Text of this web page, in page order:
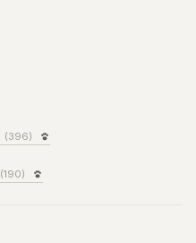
(396)
(190)